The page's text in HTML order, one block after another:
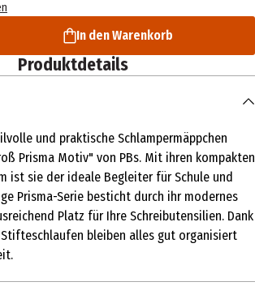
In den Warenkorb
Produktdetails
und praktische Schlampermäppchen
Prisma Motiv" von PBs. Mit ihren kompakten
ist sie der ideale Begleiter für Schule und
Prisma-Serie besticht durch ihr modernes
Platz für Ihre Schreibutensilien. Dank
bleiben alles gut organisiert